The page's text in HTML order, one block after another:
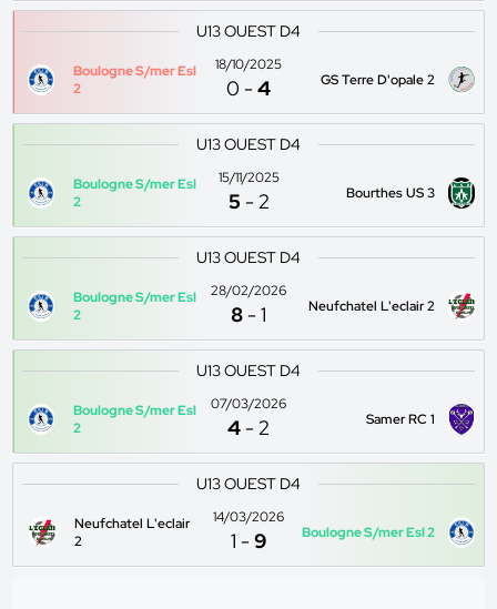
U13 OUEST D4
Boulogne S/mer Esl
2
18/10/2025
0 -4 GS Terre D'opale 2
U13 OUEST D4
Boulogne S/mer Esl
2
15/11/2025
5 -2 Bourthes US 3
U13 OUEST D4
Boulogne S/mer Esl
2
28/02/2026
8 -1 Neufchatel L'eclair 2
U13 OUEST D4
Boulogne S/mer Esl
2
07/03/2026
4 -2 Samer RC 1
U13 OUEST D4
Neufchatel L'eclair
2
14/03/2026
1 -9 Boulogne S/mer Esl 2